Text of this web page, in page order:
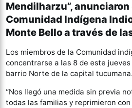
Mendilharzu”, anunciaron
Comunidad Indígena
Monte Bello a través de
Los miembros de la Comunidad
concentrarse a las 8 de este
barrio Norte de la capital tucumana.
“Nos llegó una medida sin previa
todas las familias y reprimieron con